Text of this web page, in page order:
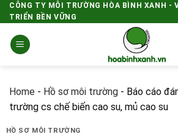
Skip
to
content
CÔNG TY MÔI TRƯỜNG HÒA BÌNH XANH -
TRIỂN BỀN VỮNG
Home - Hồ sơ môi trường - Báo cáo
trường cs chế biến cao su, mủ cao su
HỒ SƠ MÔI TRƯỜNG